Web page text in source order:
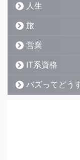
人生
旅
営業
IT系資格
バズってどう